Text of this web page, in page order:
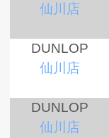
仙川店
DUNLOP
仙川店
DUNLOP
仙川店